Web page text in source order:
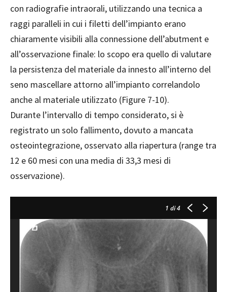
con radiografie intraorali, utilizzando una tecnica a
raggi paralleli in cui i filetti dell’impianto erano
chiaramente visibili alla connessione dell’abutment e
all’osservazione finale: lo scopo era quello di valutare
la persistenza del materiale da innesto all’interno del
seno mascellare attorno all’impianto correlandolo
anche al materiale utilizzato (Figure 7-10).
Durante l’intervallo di tempo considerato, si è
registrato un solo fallimento, dovuto a mancata
osteointegrazione, osservato alla riapertura (range tra
12 e 60 mesi con una media di 33,3 mesi di
osservazione).
1 di 4